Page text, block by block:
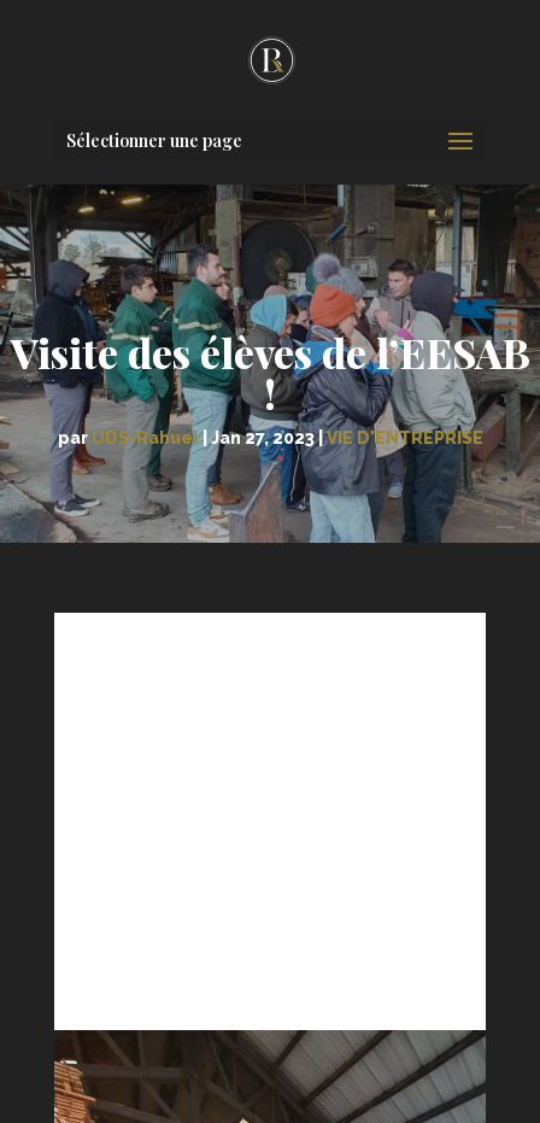
Sélectionner une page
Visite des élèves de l’EESAB
!
par UDS-Rahuel|Jan 27, 2023|VIE D'ENTREPRISE